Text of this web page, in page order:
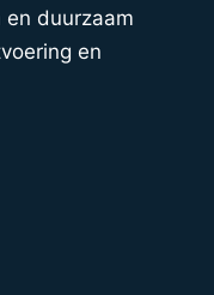
duurzaam
en